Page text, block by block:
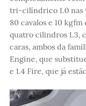
tri-cilíndrico 1.0 nas
80 cavalos e 10
quatro cilindros 1.3,
caras, ambos da
Engine, que
e 1.4 Fire, que já